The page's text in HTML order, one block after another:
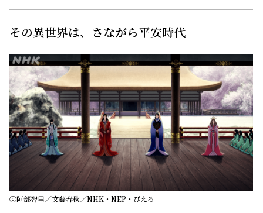
その異世界は、さながら平安時代
ⓒ阿部智里／文藝春秋／NHK・NEP・ぴえろ